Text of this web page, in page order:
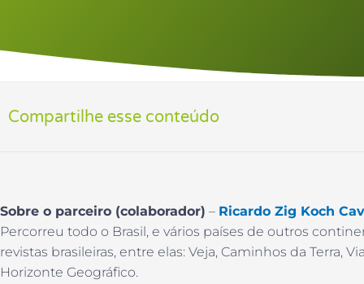
Compartilhe esse conteúdo
Sobre o parceiro (colaborador) – Ricardo Zig Koch
Percorreu todo o Brasil, e vários países de outros
revistas brasileiras, entre elas: Veja, Caminhos da Terra,
Horizonte Geográfico.